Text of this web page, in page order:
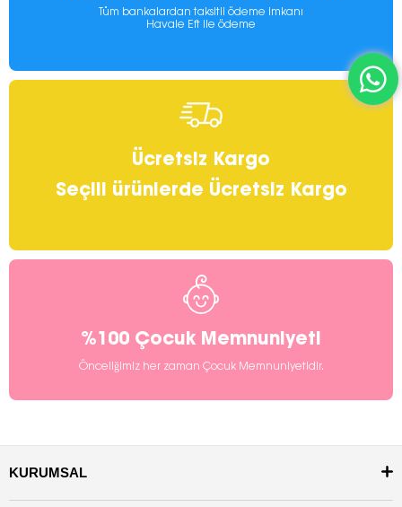
Tüm bankalardan taksitli ödeme imkanı
Havale Eft ile ödeme
Ücretsiz Kargo
Seçili ürünlerde Ücretsiz Kargo
%100 Çocuk Memnuniyeti
Önceliğimiz her zaman Çocuk Memnuniyetidir.
KURUMSAL